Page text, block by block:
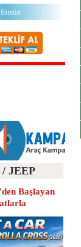
/ JEEP
Başlayan